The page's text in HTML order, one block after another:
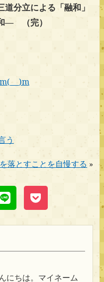
分立による「融和」
― （完）
_)m
う
落とすことを自慢する »
にちは。マイネーム